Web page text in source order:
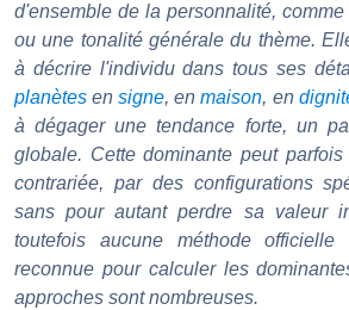
d'ensemble de la personnalité,
ou une tonalité générale du thème.
à décrire l'individu dans tous ses
planètes ensigne, enmaison, en
à dégager une tendance forte, un
globale. Cette dominante peut
contrariée, par des configurations
sans pour autant perdre sa valeur
toutefois aucune méthode officielle
reconnue pour calculer les
approches sont nombreuses.